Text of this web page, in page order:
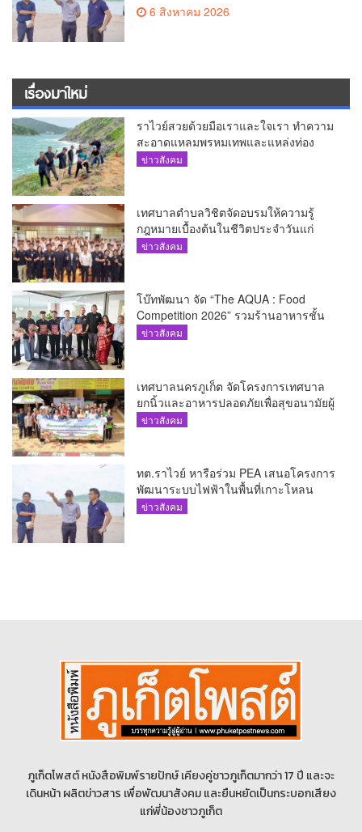
6 สิงหาคม 2026
เรื่องมาใหม่
ราไวย์สวยด้วยมือเราและใจเรา ทำความ
สะอาดแหลมพรหมเทพและแหล่งท่อง
เที่ยว
ข่าวสังคม
เทศบาลตำบลวิชิตจัดอบรมให้ความรู้
กฎหมายเบื้องต้นในชีวิตประจำวันแก่
เยาวชน
ข่าวสังคม
โบ๊ทพัฒนา จัด “The AQUA : Food
Competition 2026” รวมร้านอาหารชั้น
นำของ The Shopps at The AQUA ชู
ข่าวสังคม
เทศบาลนครภูเก็ต จัดโครงการเทศบาล
ยกนิ้วและอาหารปลอดภัยเพื่อสุขอนามัยผู้
บริโภค
ข่าวสังคม
ทต.ราไวย์ หารือร่วม PEA เสนอโครงการ
พัฒนาระบบไฟฟ้าในพื้นที่เกาะโหลน
ข่าวสังคม
ภูเก็ตโพสต์ หนังสือพิมพ์รายปักษ์ เคียงคู่ชาวภูเก็ตมากว่า 17 ปี และจะ
เดินหน้า ผลิตข่าวสาร เพื่อพัฒนาสังคม และยืนหยัดเป็นกระบอกเสียง
แก่พี่น้องชาวภูเก็ต